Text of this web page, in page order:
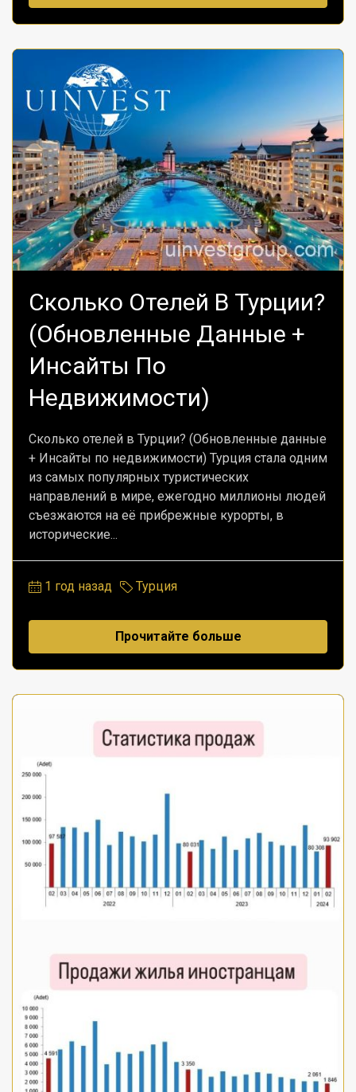
Сколько Отелей В Турции?
(Обновленные Данные +
Инсайты По
Недвижимости)
Сколько отелей в Турции? (Обновленные данные
+ Инсайты по недвижимости) Турция стала одним
из самых популярных туристических
направлений в мире, ежегодно миллионы людей
съезжаются на её прибрежные курорты, в
исторические...
1 год назад Турция
Прочитайте больше